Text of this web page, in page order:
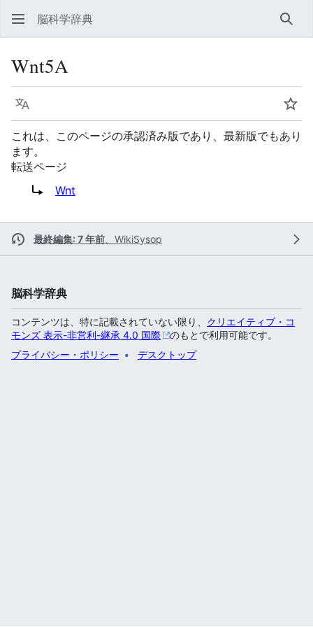
脳科学辞典 検索
Wnt5A
言語
ウ
これは、このページの承認済み版であり、最新版でもあり
ます。
転送ページ
転送先:
Wnt
最終編集: 7 年前 WikiSysop
脳科学辞典
コンテンツは、特に記載されていない限り、 クリエイティブ・コ
モンズ 表示-非営利-継承 4.0 国際
のもとで利用可能です。
プライバシー・ポリシー
デスクトップ